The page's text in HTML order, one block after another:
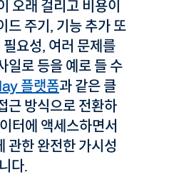
오래 걸리고 비용이
드 주기, 기능 추가 또
요성, 여러 문제를
일로 등을 예로 들 수
플랫폼과 같은 클
근 방식으로 전환하
터에 액세스하면서
관한 완전한 가시성
다.